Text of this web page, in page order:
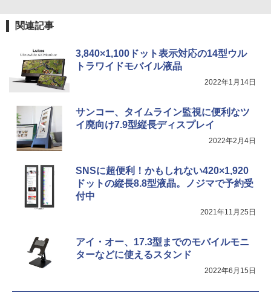
関連記事
3,840×1,100ドット表示対応の14型ウル
トラワイドモバイル液晶
2022年1月14日
サンコー、タイムライン監視に便利なツ
イ廃向け7.9型縦長ディスプレイ
2022年2月4日
SNSに超便利！かもしれない420×1,920
ドットの縦長8.8型液晶。ノジマで予約受
付中
2021年11月25日
アイ・オー、17.3型までのモバイルモニ
ターなどに使えるスタンド
2022年6月15日